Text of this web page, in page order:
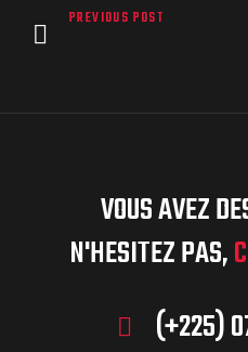
PREVIOUS POST
VOUS AVEZ
N'HESITEZ PAS,
(+225)